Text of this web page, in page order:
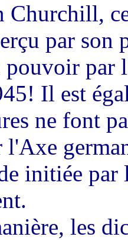
Churchill,
par son
pouvoir par
Il est
ne font
l'Axe
initiée par
les